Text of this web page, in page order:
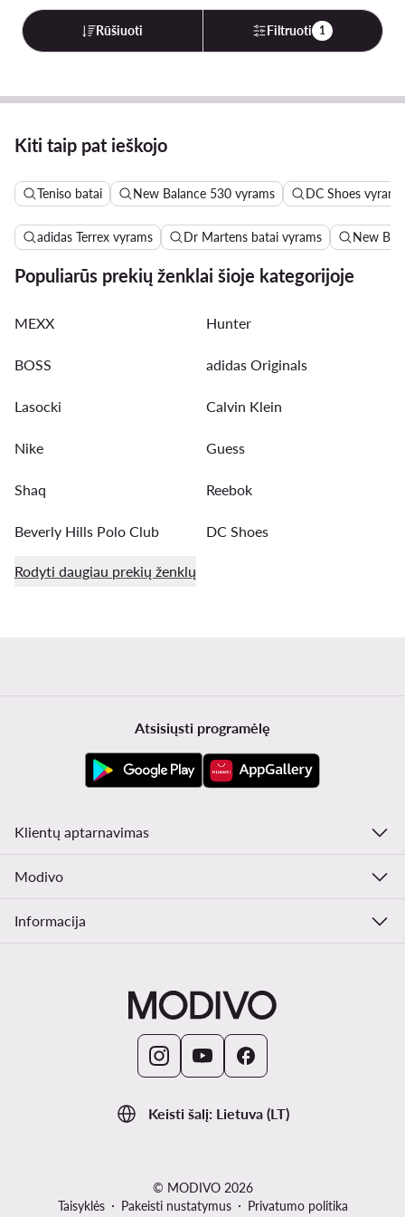
Rūšiuoti Filtruoti 1
Kiti taip pat ieškojo
Teniso batai New Balance 530 vyrams DC Shoes vyrams
adidas Terrex vyrams Dr Martens batai vyrams New
Populiarūs prekių ženklai šioje kategorijoje
MEXX Hunter
BOSS adidas Originals
Lasocki Calvin Klein
Nike Guess
Shaq Reebok
Beverly Hills Polo Club DC Shoes
Rodyti daugiau prekių ženklų
Keisti šalį: Lietuva (LT)
Atsisiųsti programėlę
Klientų aptarnavimas
Modivo
Informacija
© MODIVO 2026
Taisyklės
Pakeisti nustatymus Privatumo politika